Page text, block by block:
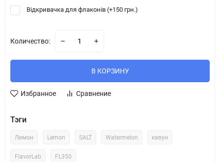
Відкривачка для флаконів (+150 грн.)
Количество:
В КОРЗИНУ
Избранное Сравнение
Тэги
Лимон Lemon SALT Watermelon кавун
FlavorLab FL350